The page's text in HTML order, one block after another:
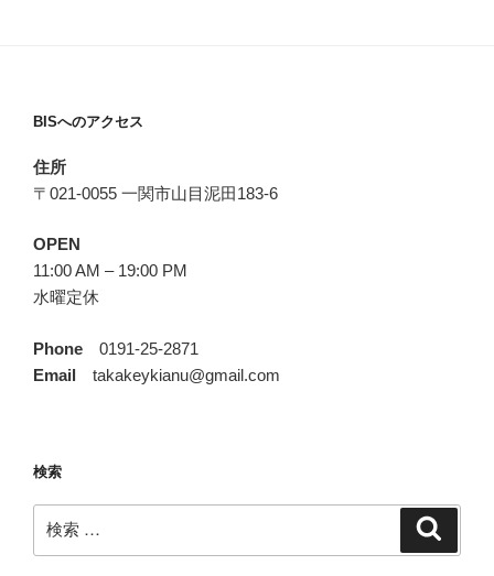
BISへのアクセス
住所
〒021-0055 一関市山目泥田183-6
OPEN
11:00 AM – 19:00 PM
水曜定休
Phone 0191-25-2871
Email takakeykianu@gmail.com
検索
検
索: